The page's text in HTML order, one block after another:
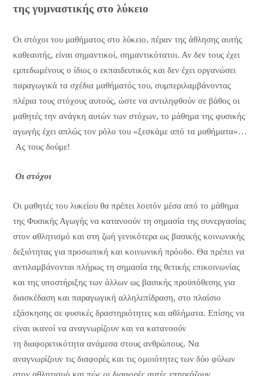
της γυμναστικής στο λύκειο
Οι στόχοι του μαθήματος στο λύκειο, πέραν της άθλησης αυτής
καθεαυτής, είναι σημαντικοί, σημαντικότατοι. Αν δεν τους έχει
εμπεδωμένους ο ίδιος ο εκπαιδευτικός και δεν έχει οργανώσει
παραγωγικά τα σχέδια μαθήματός του, συμπεριλαμβάνοντας
πλέρια τους στόχους αυτούς, ώστε να αντιληφθούν σε βάθος οι
μαθητές την ανάγκη αυτών των στόχων, το μάθημα της φυσικής
αγωγής έχει απλώς τον ρόλο του «ξεσκάμε από τα μαθήματα»…
Ας τους δούμε!
Οι στόχοι
Οι μαθητές του λυκείου θα πρέπει λοιπόν μέσα από το μάθημα
της Φυσικής Αγωγής να κατανοούν τη σημασία της συνεργασίας
στον αθλητισμό και στη ζωή γενικότερα ως βασικής κοινωνικής
δεξιότητας για προσωπική και κοινωνική πρόοδο. Θα πρέπει να
αντιλαμβάνονται πλήρως τη σημασία της θετικής επικοινωνίας
και της υποστήριξης των άλλων ως βασικής προϋπόθεσης για
διασκέδαση και παραγωγική αλληλεπίδραση, στο πλαίσιο
εξάσκησης σε φυσικές δραστηριότητες και αθλήματα. Επίσης να
είναι ικανοί να αναγνωρίζουν και να κατανοούν
τη διαφορετικότητα ανάμεσα στους ανθρώπους. Να
αναγνωρίζουν τις διαφορές και τις ομοιότητες των δύο φύλων